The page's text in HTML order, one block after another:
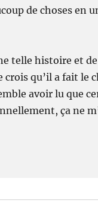
de choses en
telle histoire et
crois qu’il a fait le
avoir lu que
ça ne